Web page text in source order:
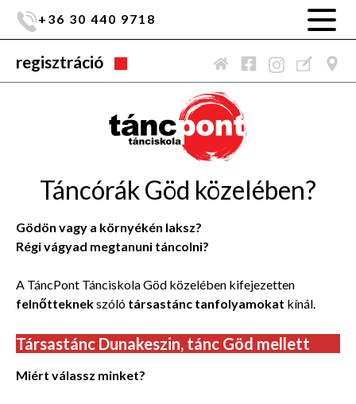
+36 30 440 9718
regisztráció
Táncórák Göd közelében?
Gödön vagy a környékén laksz?
Régi vágyad megtanuni táncolni?
A TáncPont Tánciskola Göd közelében kifejezetten
felnőtteknekszóló társastánc tanfolyamokat kínál.
Társastánc Dunakeszin, tánc Göd mellett
Miért válassz minket?